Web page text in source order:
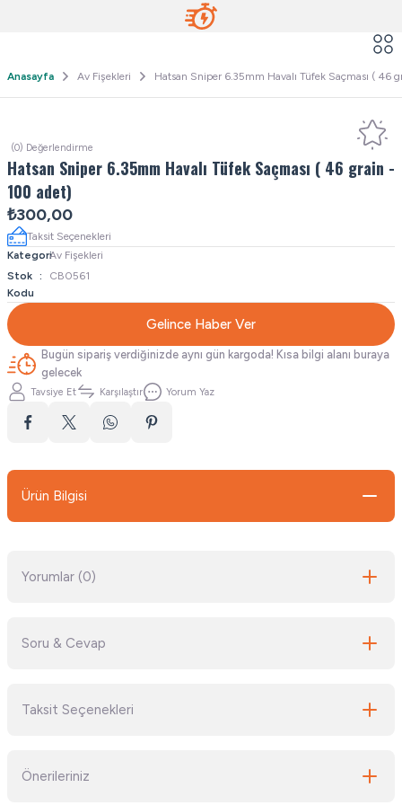
Anasayfa Av Fişekleri Hatsan Sniper 6.35mm Havalı Tüfek Saçması ( 46
(0) Değerlendirme
Hatsan Sniper 6.35mm Havalı Tüfek Saçması ( 46 grain -
100 adet)
₺300,00
Taksit Seçenekleri
KategoriAv Fişekleri
Stok
Kodu
CB0561
Gelince Haber Ver
Bugün sipariş verdiğinizde aynı gün kargoda! Kısa bilgi alanı buraya
gelecek
Tavsiye Et Karşılaştır Yorum Yaz
Ürün Bilgisi
Yorumlar (0)
Soru & Cevap
Taksit Seçenekleri
Önerileriniz